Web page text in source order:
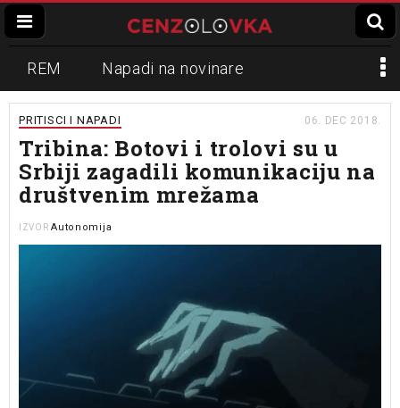
REM Napadi na novinare
Zvučni top
Propaganda Lokalni mediji
Informer Slavko Ćuruvija
PRITISCI I NAPADI 06. DEC 2018.
Tribina: Botovi i trolovi su u
Srbiji zagadili komunikaciju na
društvenim mrežama
IZVOR Autonomija